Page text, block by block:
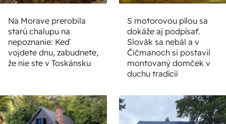
Na Morave prerobila
starú chalupu na
nepoznanie: Keď
vojdete dnu, zabudnete,
že nie ste v Toskánsku
S motorovou pílou sa
dokáže aj podpísať.
Slovák sa nebál a v
Čičmanoch si postavil
montovaný domček v
duchu tradícií